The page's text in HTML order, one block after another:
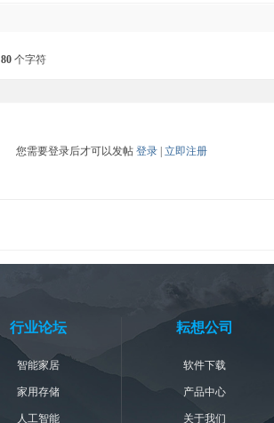
80 个字符
您需要登录后才可以发帖 登录| 立即注册
行业论坛
智能家居
家用存储
人工智能
耘想公司
软件下载
产品中心
关于我们